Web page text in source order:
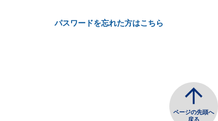
パスワードを忘れた方はこちら
ページの先頭へ
戻る